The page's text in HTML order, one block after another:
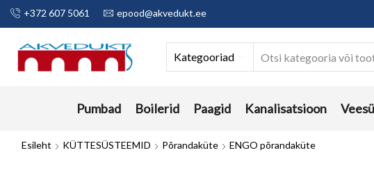
+372 607 5061 epood@akvedukt.ee
Kategooriad
Pumbad Boilerid Paagid Kanalisatsioon
Esileht KÜTTESÜSTEEMID Põrandaküte ENGO põrandaküte